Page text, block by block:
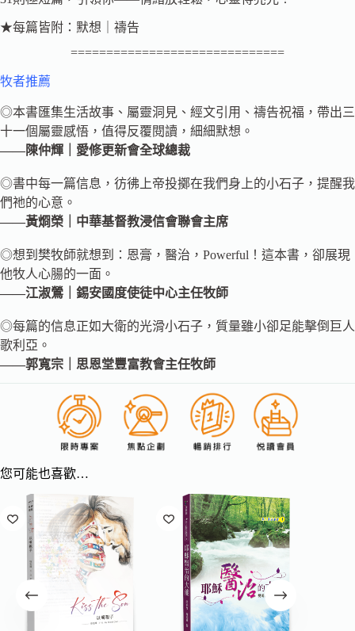
★每篇皆附：默想｜禱告
==============================
牧者推薦
◎本書匯集生活故事、屬靈洞見、經文引用、禱告祝福，帶出三
十一個屬靈感悟，值得反覆閱讀，細細默想。
——陳仲輝｜愛修更新會全球總裁
◎書中每一篇信息，彷彿上帝投擲在我們身上的小石子，提醒我
們祂的心意。
——黃烱榮｜中華基督教浸信會聯會主席
◎想到樊牧師就想到：恩膏，醫治，Powerful！這本書，卻展現
他牧人心腸的一面。
——江淑鶯｜錫安國度使徒中心主任牧師
◎每篇的信息正如大衛的光滑小石子，質量雖小卻足能擊倒巨人
歌利亞。
——郭寬宗｜思恩堂豐富教會主任牧師
您可能也喜歡…